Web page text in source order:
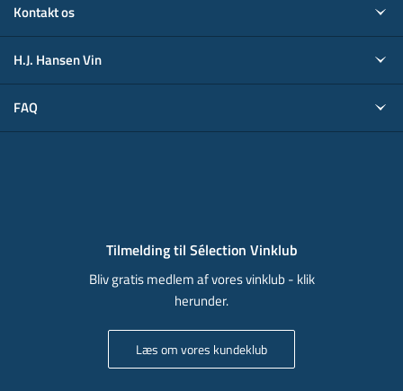
Kontakt os
H.J. Hansen Vin
FAQ
Tilmelding til Sélection Vinklub
Bliv gratis medlem af vores vinklub - klik
herunder.
Læs om vores kundeklub